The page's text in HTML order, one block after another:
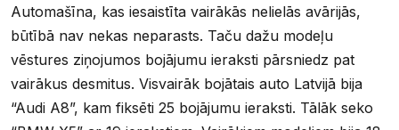
Automašīna, kas iesaistīta vairākās nelielās avārijās,
būtībā nav nekas neparasts. Taču dažu modeļu
vēstures ziņojumos bojājumu ieraksti pārsniedz pat
vairākus desmitus. Visvairāk bojātais auto Latvijā bija
“Audi A8”, kam fiksēti 25 bojājumu ieraksti. Tālāk seko